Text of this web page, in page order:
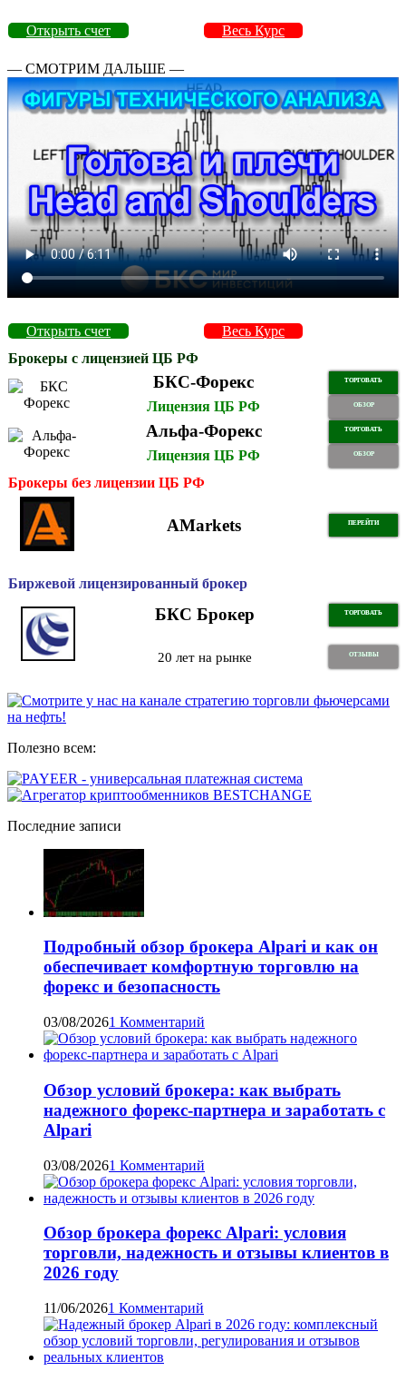
Открыть счет Весь Курс
— СМОТРИМ ДАЛЬШЕ —
Открыть счет
Весь Курс
Брокеры с лицензией ЦБ РФ
БКС-Форекс ТОРГОВАТЬ
Лицензия ЦБ РФ ОБЗОР
Альфа-Форекс ТОРГОВАТЬ
Лицензия ЦБ РФ ОБЗОР
Брокеры без лицензии ЦБ РФ
AMarkets ПЕРЕЙТИ
Биржевой лицензированный брокер
БКС Брокер ТОРГОВАТЬ
20 лет на рынке ОТЗЫВЫ
Полезно всем:
Последние записи
Подробный обзор брокера Alpari и как он
обеспечивает комфортную торговлю на
форекс и безопасность
03/08/20261 Комментарий
Обзор условий брокера: как выбрать
надежного форекс-партнера и заработать с
Alpari
03/08/20261 Комментарий
Обзор брокера форекс Alpari: условия
торговли, надежность и отзывы клиентов в
2026 году
11/06/20261 Комментарий